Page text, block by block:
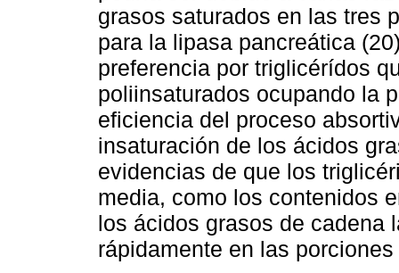
grasos saturados en las tres
para la lipasa pancreática
preferencia por triglicérídos
poliinsaturados ocupando la
eficiencia del proceso
insaturación de los ácidos
evidencias de que los
media, como los contenidos
los ácidos grasos de cadena
rápidamente en las